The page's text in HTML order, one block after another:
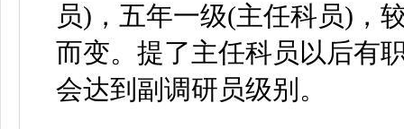
员)，五年一级(主任科员)，
而变。提了主任科员以后有
会达到副调研员级别。